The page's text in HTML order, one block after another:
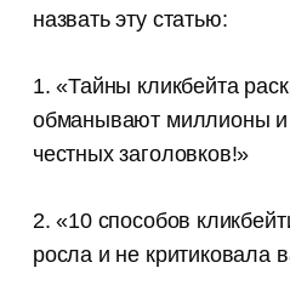
назвать эту статью:
1. «Тайны кликбейта
обманывают миллионы и
честных заголовков!»
2. «10 способов
росла и не критиковала